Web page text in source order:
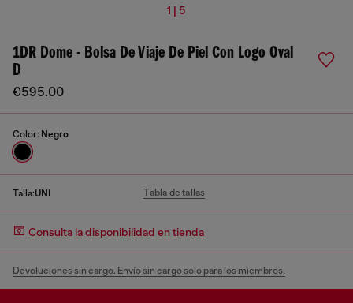
1 | 5
1DR Dome - Bolsa De Viaje De Piel Con Logo Oval
D
€595.00
Color: Negro
Talla:UNI Tabla de tallas
Consulta la disponibilidad en tienda
Devoluciones sin cargo. Envío sin cargo solo para los miembros.